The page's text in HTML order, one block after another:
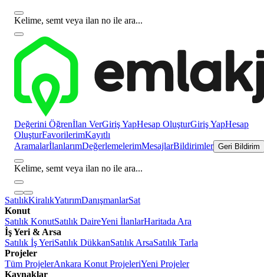
Kelime, semt veya ilan no ile ara...
Değerini Öğrenİlan VerGiriş YapHesap OluşturGiriş YapHesap
OluşturFavorilerimKayıtlı
AramalarİlanlarımDeğerlemelerimMesajlarBildirimler Geri Bildirim
Kelime, semt veya ilan no ile ara...
SatılıkKiralıkYatırımDanışmanlarSat
Konut
Satılık KonutSatılık DaireYeni İlanlarHaritada Ara
İş Yeri & Arsa
Satılık İş YeriSatılık DükkanSatılık ArsaSatılık Tarla
Projeler
Tüm ProjelerAnkara Konut ProjeleriYeni Projeler
Kaynaklar